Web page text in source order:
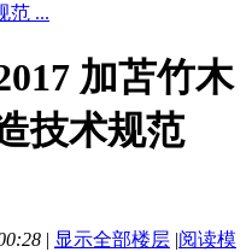
范 ...
加苫竹木
技术规范
| 显示全部楼层 |阅读模